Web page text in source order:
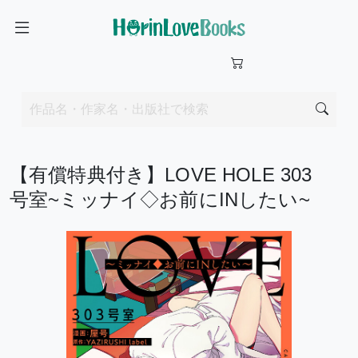
【有償特典付き】LOVE HOLE 303
号室~ミッナイ◇お前にINしたい~